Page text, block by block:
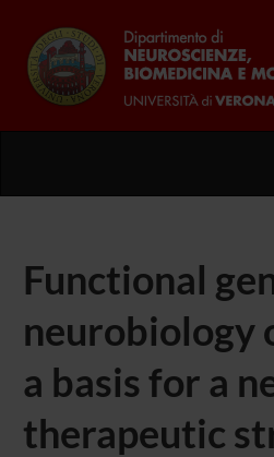
Functional
neurobiology
a basis for a
therapeutic